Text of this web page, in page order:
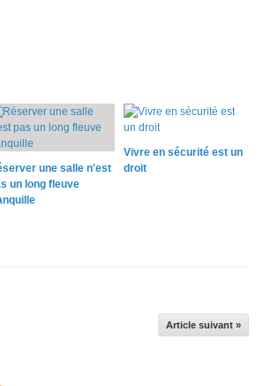
une salle n'est
un long fleuve
Vivre en sécurité est un
droit
Article suivant »